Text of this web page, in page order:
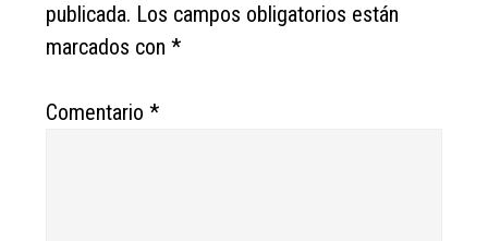
publicada. Los campos obligatorios están
marcados con*
Comentario*